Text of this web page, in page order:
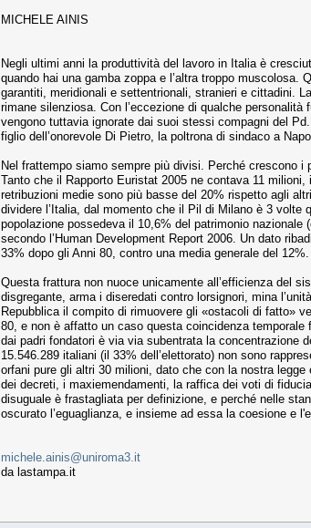
MICHELE AINIS
Negli ultimi anni la produttività del lavoro in Italia è
quando hai una gamba zoppa e l’altra troppo
garantiti, meridionali e settentrionali, stranieri e cittadini.
rimane silenziosa. Con l’eccezione di qualche
vengono tuttavia ignorate dai suoi stessi compagni del
figlio dell’onorevole Di Pietro, la poltrona di sindaco a
Nel frattempo siamo sempre più divisi. Perché crescono i
Tanto che il Rapporto Euristat 2005 ne contava 11
retribuzioni medie sono più basse del 20% rispetto agli
dividere l’Italia, dal momento che il Pil di Milano è 3 volte
popolazione possedeva il 10,6% del patrimonio
secondo l’Human Development Report 2006. Un dato
33% dopo gli Anni 80, contro una media generale del 12%.
Questa frattura non nuoce unicamente all’efficienza del
disgregante, arma i diseredati contro lorsignori, mina
Repubblica il compito di rimuovere gli «ostacoli di fatto»
80, e non è affatto un caso questa coincidenza
dai padri fondatori è via via subentrata la concentrazione
15.546.289 italiani (il 33% dell’elettorato) non sono
orfani pure gli altri 30 milioni, dato che con la nostra
dei decreti, i maxiemendamenti, la raffica dei voti di
disuguale è frastagliata per definizione, e perché nelle
oscurato l’eguaglianza, e insieme ad essa la coesione e
michele.ainis@uniroma3.it
da lastampa.it